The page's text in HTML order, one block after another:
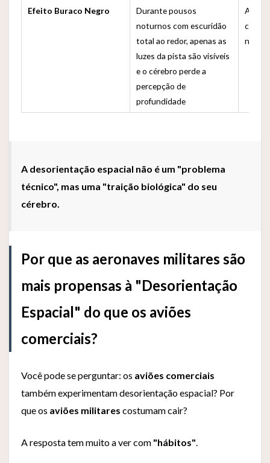
Efeito Buraco Negro
Durante pousos
noturnos com escuridão
total ao redor, apenas as
luzes da pista são visíveis
e o cérebro perde a
percepção de
profundidade
no
A desorientação espacial não é um "problema
técnico", mas uma "traição biológica" do seu
cérebro.
Por que as aeronaves militares são
mais propensas à "Desorientação
Espacial" do que os aviões
comerciais?
Você pode se perguntar: os aviões comerciais
também experimentam desorientação espacial? Por
que os aviões militares costumam cair?
A resposta tem muito a ver com "hábitos"